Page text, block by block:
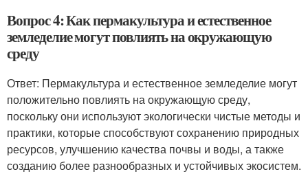
Вопрос 4: Как пермакультура и естественное
земледелие могут повлиять на окружающую
среду
Ответ: Пермакультура и естественное земледелие могут
положительно повлиять на окружающую среду,
поскольку они используют экологически чистые методы и
практики, которые способствуют сохранению природных
ресурсов, улучшению качества почвы и воды, а также
созданию более разнообразных и устойчивых экосистем.